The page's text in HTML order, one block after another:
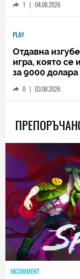
1 | 04.08.2026
PLAY
Отдавна
игра, която се
за 9000 долара
0 | 03.08.2026
HICOMMENT